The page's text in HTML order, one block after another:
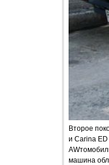
Второе
и Carina
машина